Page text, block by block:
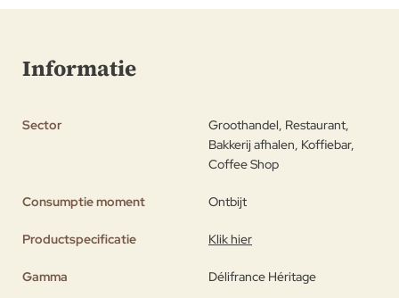
Informatie
Sector
Groothandel, Restaurant,
Bakkerij afhalen, Koffiebar,
Coffee Shop
Consumptie moment Ontbijt
Productspecificatie Klik hier
Gamma Délifrance Héritage